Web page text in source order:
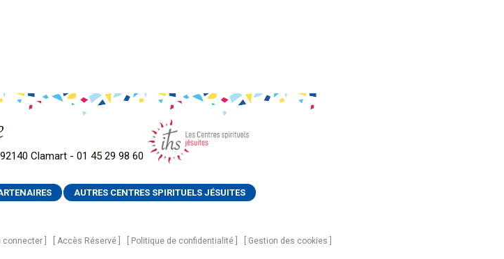
Clamart - 01 45 29 98 60
AUTRES CENTRES SPIRITUELS JÉSUITES
connecter Accès Réservé Politique de confidentialité Gestion des cookies